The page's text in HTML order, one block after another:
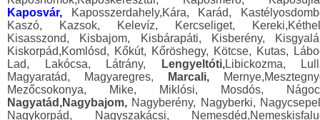
Kaposvár,
Kaposszerdahely,Kára, Karád,
Kaszó, Kazsok, Kelevíz, Kercseliget,
Kisasszond, Kisbajom, Kisbárapáti, Kisberény,
Kiskorpád,Komlósd, Kőkút, Kőröshegy, Kötcse, Kutas,
Lad, Lakócsa, Látrány,
Lengyeltóti,Libickozma,
Magyaratád, Magyaregres,
Marcali,
Mezőcsokonya, Mike, Miklósi, Mosdós,
Nagyatád,Nagybajom, Nagyberény, Nagyberki,
Nagykorpád, Nagyszakácsi,